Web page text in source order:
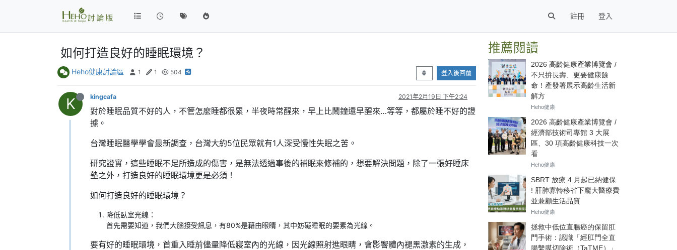
註冊 登入
如何打造良好的睡眠環境？
Heho健康討論區 1 1 504 登入後回覆
K kingcafa 2021年2月19日 下午2:24
對於睡眠品質不好的人，不管怎麼睡都很累，半夜時常醒來，早上比鬧鐘還早醒來…等等，都屬於睡不好的證
據。
台灣睡眠醫學學會最新調查，台灣大約5位民眾就有1人深受慢性失眠之苦。
研究證實，這些睡眠不足所造成的傷害，是無法透過事後的補眠來修補的，想要解決問題，除了一張好睡床
墊之外，打造良好的睡眠環境更是必須！
如何打造良好的睡眠環境？
降低臥室光線：
首先需要知道，我們大腦接受訊息，有80%是藉由眼睛，其中妨礙睡眠的要素為光線。
要有好的睡眠環境，首重入睡前儘量降低寢室內的光線，因光線照射進眼睛，會影響體內褪黑激素的生成，
推薦閱讀